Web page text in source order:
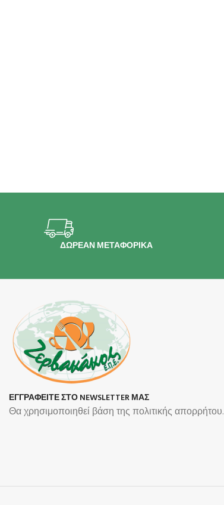
ΔΩΡΕΑΝ ΜΕΤΑΦΟΡΙΚΑ
ΕΓΓΡΑΦΕΙΤΕ ΣΤΟ NEWSLETTER ΜΑΣ
Θα χρησιμοποιηθεί βάση της πολιτικής απορρήτου.